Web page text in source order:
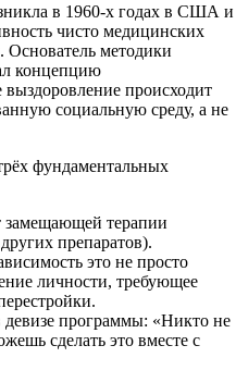
в 1960-х годах в США и
чисто медицинских
Основатель методики
концепцию
выздоровление происходит
социальную среду, а не
фундаментальных
терапии
препаратов).
это не просто
личности, требующее
программы: «Никто не
сделать это вместе с